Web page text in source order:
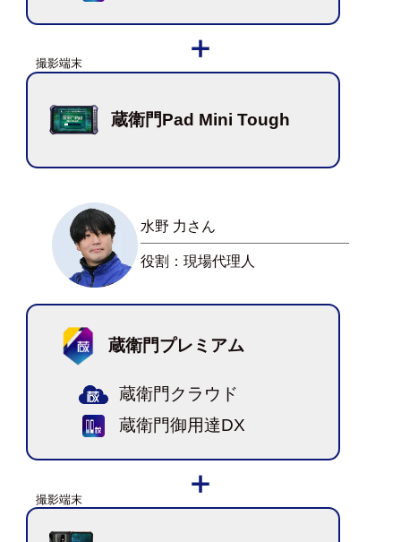
蔵衛門Pad Mini Tough
水野 力さん
役割：現場代理人
蔵衛門プレミアム
蔵衛門クラウド
蔵衛門御用達DX